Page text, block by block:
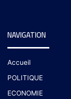
NAVIGATION
Accueil
POLITIQUE
ECONOMIE